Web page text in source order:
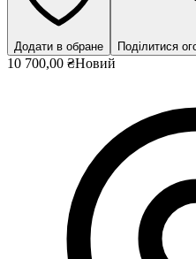
Додати в обране Поділитися
10 700,00 ₴Новий